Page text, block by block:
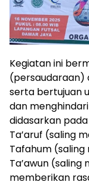
Kegiatan ini
(persaudaraan)
serta bertujuan
dan
didasarkan
Ta’aruf (saling
Tafahum
Ta’awun
memberikan